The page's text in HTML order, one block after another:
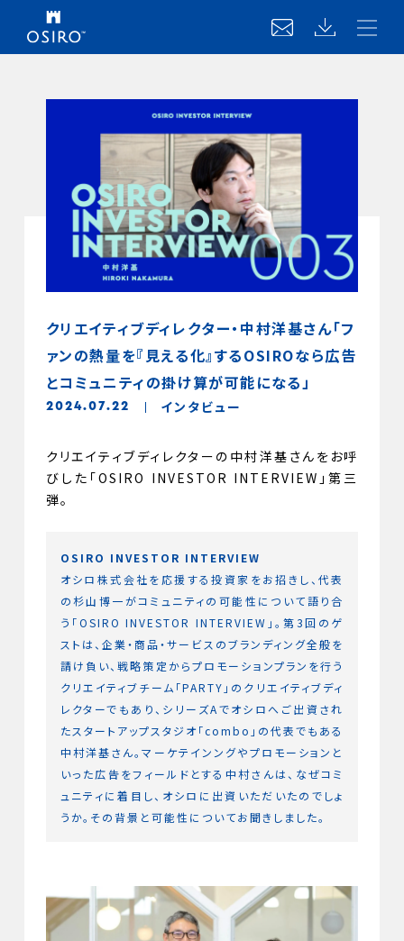
クリエイティブディレクター・中村洋基さん「フ
ァンの熱量を『見える化』するOSIROなら広告
とコミュニティの掛け算が可能になる」
2024.07.22 インタビュー
クリエイティブディレクターの中村洋基さんをお呼
びした「OSIRO INVESTOR INTERVIEW」第三
弾。
OSIRO INVESTOR INTERVIEW
オシロ株式会社を応援する投資家をお招きし、代表
の杉山博一がコミュニティの可能性について語り合
う「OSIRO INVESTOR INTERVIEW」。第3回のゲ
ストは、企業・商品・サービスのブランディング全般を
請け負い、戦略策定からプロモーションプランを行う
クリエイティブチーム「PARTY」のクリエイティブディ
レクターでもあり、シリーズAでオシロへご出資され
たスタートアップスタジオ「combo」の代表でもある
中村洋基さん。マーケテインングやプロモーションと
いった広告をフィールドとする中村さんは、なぜコミ
ュニティに着目し、オシロに出資いただいたのでしょ
うか。その背景と可能性についてお聞きしました。